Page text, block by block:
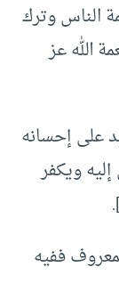
الناس وترك
الله عز
على إحسانه
ويكفر
.
ففيه